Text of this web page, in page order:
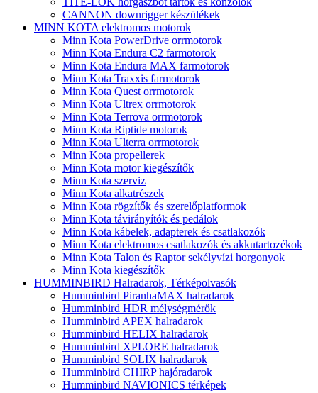
CANNON downrigger készülékek
MINN KOTA elektromos motorok
Minn Kota PowerDrive orrmotorok
Minn Kota Endura C2 farmotorok
Minn Kota Endura MAX farmotorok
Minn Kota Traxxis farmotorok
Minn Kota Quest orrmotorok
Minn Kota Ultrex orrmotorok
Minn Kota Terrova orrmotorok
Minn Kota Riptide motorok
Minn Kota Ulterra orrmotorok
Minn Kota propellerek
Minn Kota motor kiegészítők
Minn Kota szerviz
Minn Kota alkatrészek
Minn Kota rögzítők és szerelőplatformok
Minn Kota távirányítók és pedálok
Minn Kota kábelek, adapterek és csatlakozók
Minn Kota elektromos csatlakozók és akkutartozékok
Minn Kota Talon és Raptor sekélyvízi horgonyok
Minn Kota kiegészítők
HUMMINBIRD Halradarok, Térképolvasók
Humminbird PiranhaMAX halradarok
Humminbird HDR mélységmérők
Humminbird APEX halradarok
Humminbird HELIX halradarok
Humminbird XPLORE halradarok
Humminbird SOLIX halradarok
Humminbird CHIRP hajóradarok
Humminbird NAVIONICS térképek